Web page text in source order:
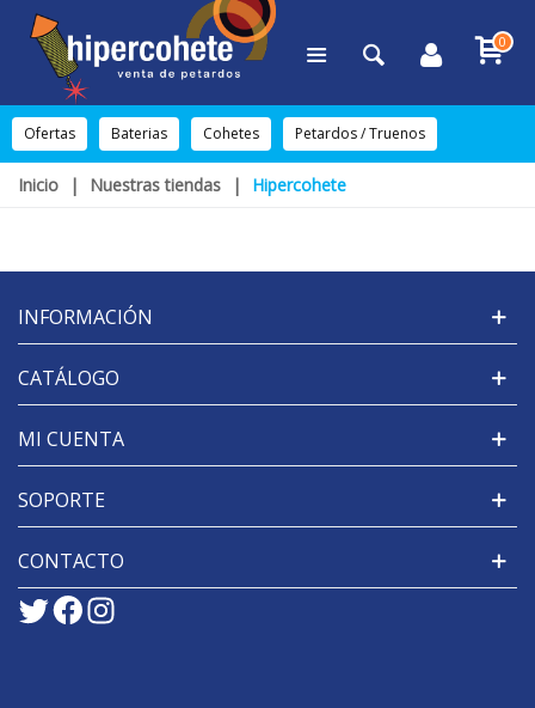
0
Ofertas Baterias Cohetes Petardos / Truenos
Inicio | Nuestras tiendas | Hipercohete
INFORMACIÓN
CATÁLOGO
MI CUENTA
SOPORTE
CONTACTO